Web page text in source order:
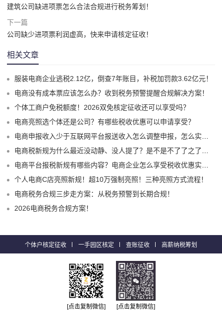
建筑公司缺进项票怎么合法合规进行税务筹划！
下一篇
公司缺少进项票利润虚高，快来申请核定征收！
相关文章
服装电商企业逃税2.12亿，倒查7年账目，补税加罚款3.62亿元！
电商没有成本票应该怎么办？收到税务预警提醒合规解决方案！
个体工商户免税额度！2026双免核定征收还可以享受吗？
电商亮照选个体还是公司？有哪些税收优惠可以申请享受？
电商申报收入少于互联网平台报送收入怎么调整申报，怎么实现合规申报享受税收优惠！
电商税新规为什么最近没动静、没人提了？是不是不了了之了嘛？
电商平台报税新规有哪些内容？电商企业怎么享受税收优惠实现税务合规？
个人电商C店亮照新规！超10万强制亮照！三种亮照方式流程！
电商税务合规三步走方案：从税务预警到长期合规！
2026电商税务合规方案！
个体户核定征收 一手园区核定 查账征收 高薪纳税筹划
[点击复制微信] [点击复制微信]